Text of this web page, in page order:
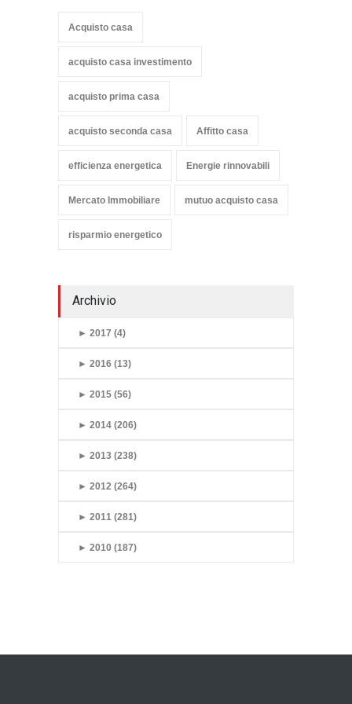
Acquisto casa
acquisto casa investimento
acquisto prima casa
acquisto seconda casa Affitto casa
efficienza energetica Energie rinnovabili
Mercato Immobiliare mutuo acquisto casa
risparmio energetico
Archivio
► 2017 (4)
► 2016 (13)
► 2015 (56)
► 2014 (206)
► 2013 (238)
► 2012 (264)
► 2011 (281)
► 2010 (187)